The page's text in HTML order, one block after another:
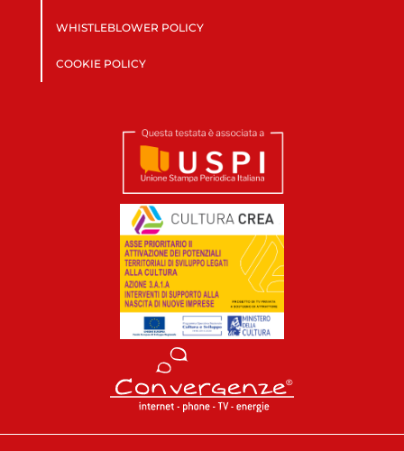
WHISTLEBLOWER POLICY
COOKIE POLICY